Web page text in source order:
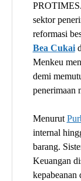
sektor
reformasi
Bea Cukai
Menkeu
demi
penerimaan
Menurut
internal
barang.
Keuangan
kepabeanan